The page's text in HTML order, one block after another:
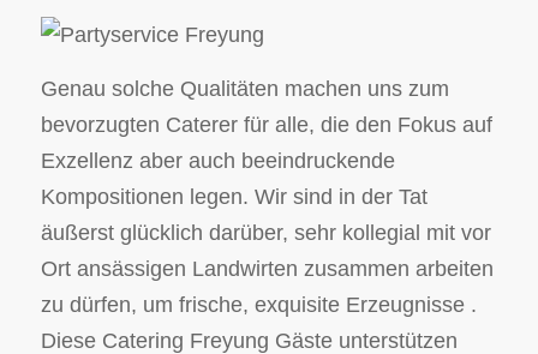
Genau solche Qualitäten machen uns zum
bevorzugten Caterer für alle, die den Fokus auf
Exzellenz aber auch beeindruckende
Kompositionen legen. Wir sind in der Tat
äußerst glücklich darüber, sehr kollegial mit vor
Ort ansässigen Landwirten zusammen arbeiten
zu dürfen, um frische, exquisite Erzeugnisse .
Diese Catering Freyung Gäste unterstützen